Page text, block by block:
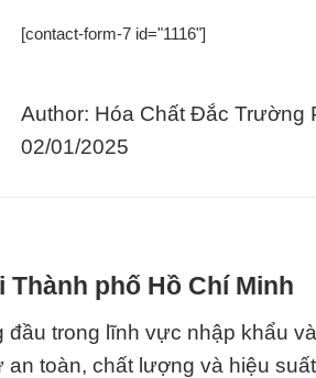
[contact-form-7 id="1116"]
Author: Hóa Chất Đắc Trường
02/01/2025
phố Hồ Chí Minh
trong lĩnh vực nhập khẩu
toàn, chất lượng và hiệu